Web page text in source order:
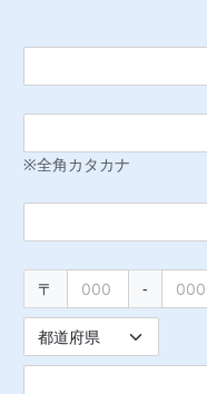
※全角カタカナ
〒 -